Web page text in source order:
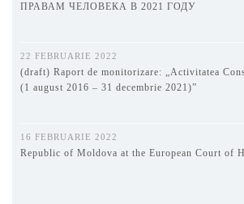
ПРАВАМ ЧЕЛОВЕКА В 2021 ГОДУ
22 FEBRUARIE 2022
(draft) Raport de monitorizare: „Activitatea
(1 august 2016 – 31 decembrie 2021)”
16 FEBRUARIE 2022
Republic of Moldova at the European Court of